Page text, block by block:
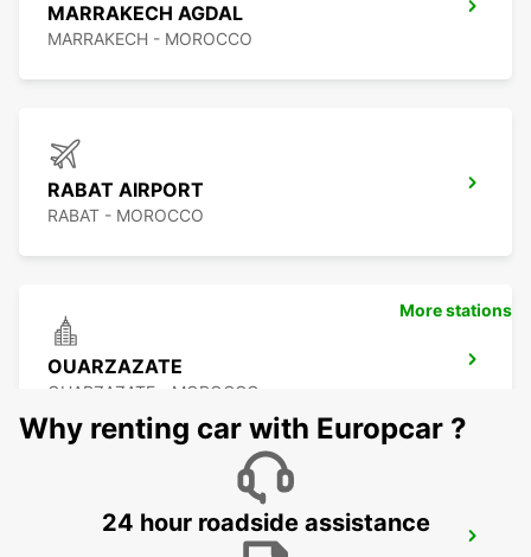
MARRAKECH AGDAL
MARRAKECH - MOROCCO
RABAT AIRPORT
RABAT - MOROCCO
OUARZAZATE
OUARZAZATE - MOROCCO
OUARZAZATE AIRPORT
More stations
Why renting car with Europcar ?
24 hour roadside assistance